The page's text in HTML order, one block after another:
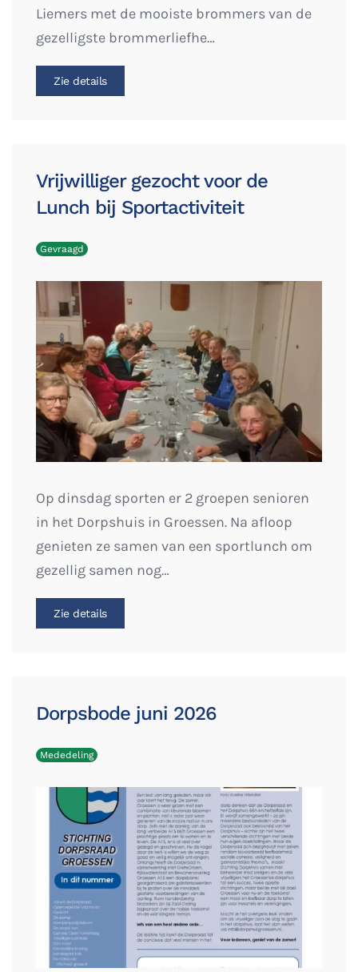
Liemers met de mooiste brommers van de
gezelligste brommerliefhe…
Zie details
Vrijwilliger gezocht voor de
Lunch bij Sportactiviteit
Gevraagd
Op dinsdag sporten er 2 groepen senioren
in het Dorpshuis in Groessen. Na afloop
genieten ze samen van een sportlunch om
gezellig samen nog…
Zie details
Dorpsbode juni 2026
Mededeling